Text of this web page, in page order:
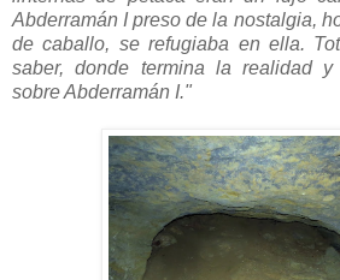
Abderramán I preso de la nostalgia,
de caballo, se refugiaba en ella.
saber, donde termina la realidad
sobre Abderramán I."